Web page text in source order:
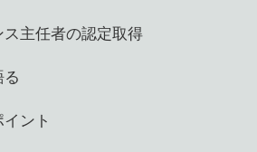
主任者の認定取得
る
ント